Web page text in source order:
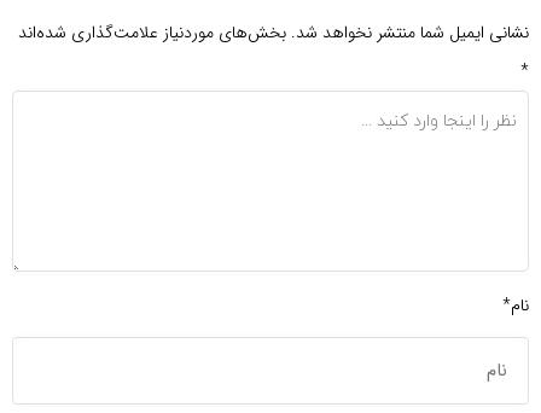
نشانی ایمیل شما منتشر نخواهد شد. بخش‌های موردنیاز علامت‌گذاری شده‌اند
*
نام*